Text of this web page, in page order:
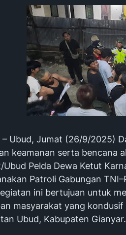
– Ubud, Jumat (26/9/2025)
keamanan serta bencana
Ubud Pelda Dewa Ketut
Patroli Gabungan
ini bertujuan untuk
masyarakat yang
Ubud, Kabupaten Gianyar.